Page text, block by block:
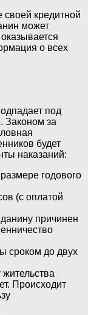
своей кредитной
может
о всех
под
за
будет
наказаний:
годового
(с оплатой
причинен
сроком до двух
Происходит